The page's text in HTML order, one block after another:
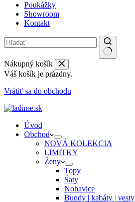
Poukážky
Showroom
Kontakt
Nákupný košík
Váš košík je prázdny.
Vrátiť sa do obchodu
Úvod
Obchod
NOVÁ KOLEKCIA
LIMITKY
Ženy
Topy
Šaty
Nohavice
Bundy | kabáty | vesty